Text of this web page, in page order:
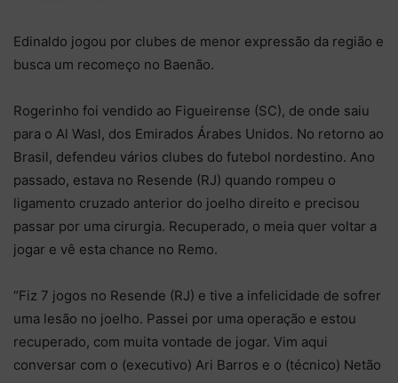
Edinaldo jogou por clubes de menor expressão da região e
busca um recomeço no Baenão.
Rogerinho foi vendido ao Figueirense (SC), de onde saiu
para o Al Wasl, dos Emirados Árabes Unidos. No retorno ao
Brasil, defendeu vários clubes do futebol nordestino. Ano
passado, estava no Resende (RJ) quando rompeu o
ligamento cruzado anterior do joelho direito e precisou
passar por uma cirurgia. Recuperado, o meia quer voltar a
jogar e vê esta chance no Remo.
“Fiz 7 jogos no Resende (RJ) e tive a infelicidade de sofrer
uma lesão no joelho. Passei por uma operação e estou
recuperado, com muita vontade de jogar. Vim aqui
conversar com o (executivo) Ari Barros e o (técnico) Netão